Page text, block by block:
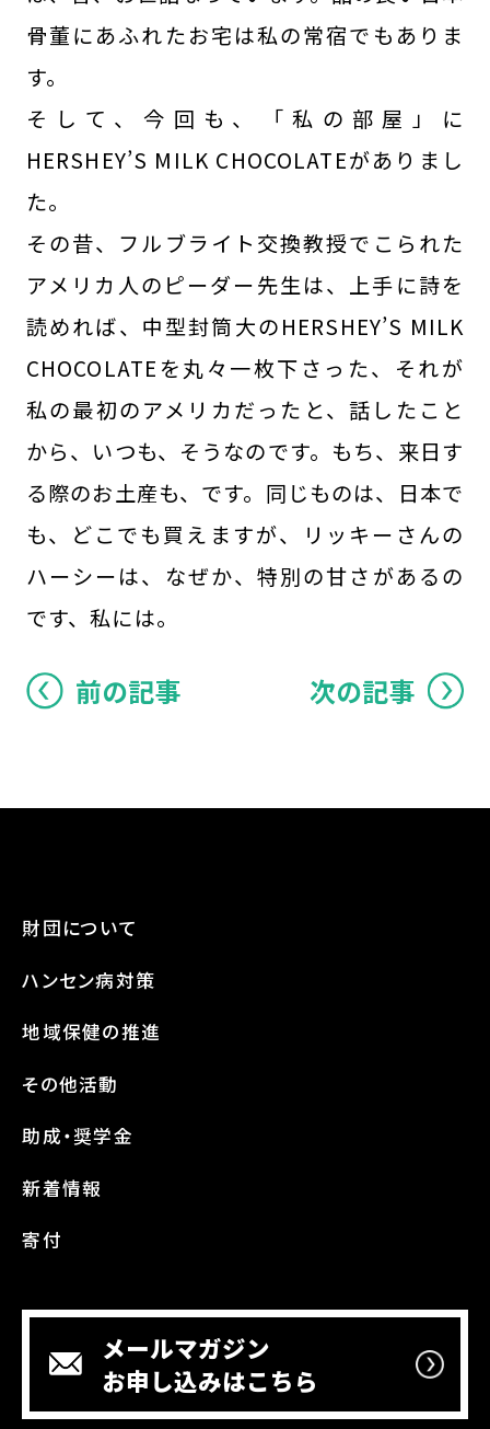
骨董にあふれたお宅は私の常宿でもありま
す。
そして、今回も、「私の部屋」に
HERSHEY’S MILK CHOCOLATEがありまし
た。
その昔、フルブライト交換教授でこられた
アメリカ人のピーダー先生は、上手に詩を
読めれば、中型封筒大のHERSHEY’S MILK
CHOCOLATEを丸々一枚下さった、それが
私の最初のアメリカだったと、話したこと
から、いつも、そうなのです。もち、来日す
る際のお土産も、です。同じものは、日本で
も、どこでも買えますが、リッキーさんの
ハーシーは、なぜか、特別の甘さがあるの
です、私には。
前の記事 次の記事
財団について
ハンセン病対策
地域保健の推進
その他活動
助成・奨学金
新着情報
寄付
メールマガジン
お申し込みはこちら